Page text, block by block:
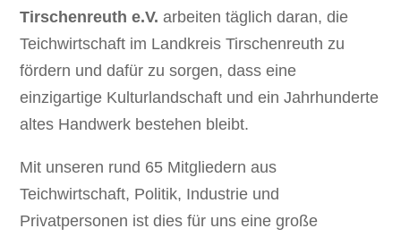
Tirschenreuth e.V. arbeiten täglich daran, die
Teichwirtschaft im Landkreis Tirschenreuth zu
fördern und dafür zu sorgen, dass eine
einzigartige Kulturlandschaft und ein Jahrhunderte
altes Handwerk bestehen bleibt.
Mit unseren rund 65 Mitgliedern aus
Teichwirtschaft, Politik, Industrie und
Privatpersonen ist dies für uns eine große